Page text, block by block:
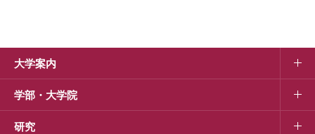
大学案内
学部・大学院
研究